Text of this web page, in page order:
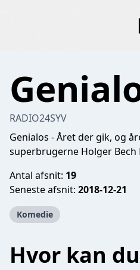
RADIO24SYV
Genialos - Året der gik, og
superbrugerne Holger Bech
Antal afsnit: 19
Seneste afsnit: 2018-12-21
Komedie
Hvor kan